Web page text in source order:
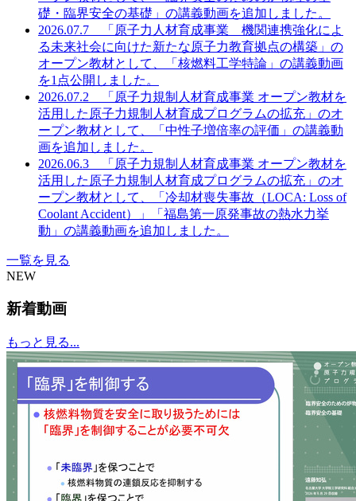
礎・臨界安全の基礎」の講義動画を追加しました。
2026.07.7 「原子力人材育成事業 機関連携強化によ
る未来社会に向けた新たな原子力教育拠点の構築」の
オープン教材として、「核燃料工学特論」の講義動画
を1点公開しました。
2026.07.2 「原子力規制人材育成事業 オープン教材を
活用した原子力規制人材育成プログラムの拡充」のオ
ープン教材として、「中性子増倍率の評価」の講義動
画を追加しました。
2026.06.3 「原子力規制人材育成事業 オープン教材を
活用した原子力規制人材育成プログラムの拡充」のオ
ープン教材として、「冷却材喪失事故（LOCA: Loss of
Coolant Accident）」「福島第一原発事故の熱水力挙
動」の講義動画を追加しました。
一覧を見る
NEW
新着動画
もっと見る...